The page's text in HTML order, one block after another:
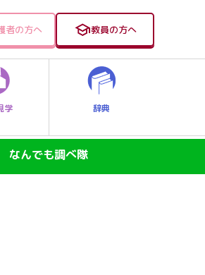
者の方へ 教員の方へ
学 辞典
なんでも調べ隊